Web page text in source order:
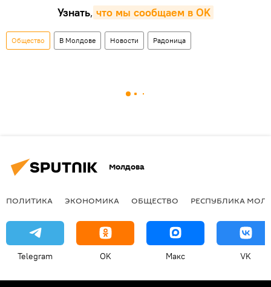
Узнать, что мы сообщаем в OK
Общество В Молдове Новости Радоница
Молдова
ПОЛИТИКА ЭКОНОМИКА ОБЩЕСТВО РЕСПУБЛИКА
Telegram OK Макс VK